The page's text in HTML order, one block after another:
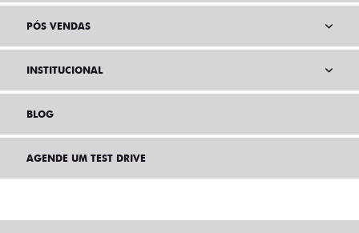
PÓS VENDAS
INSTITUCIONAL
BLOG
AGENDE UM TEST DRIVE